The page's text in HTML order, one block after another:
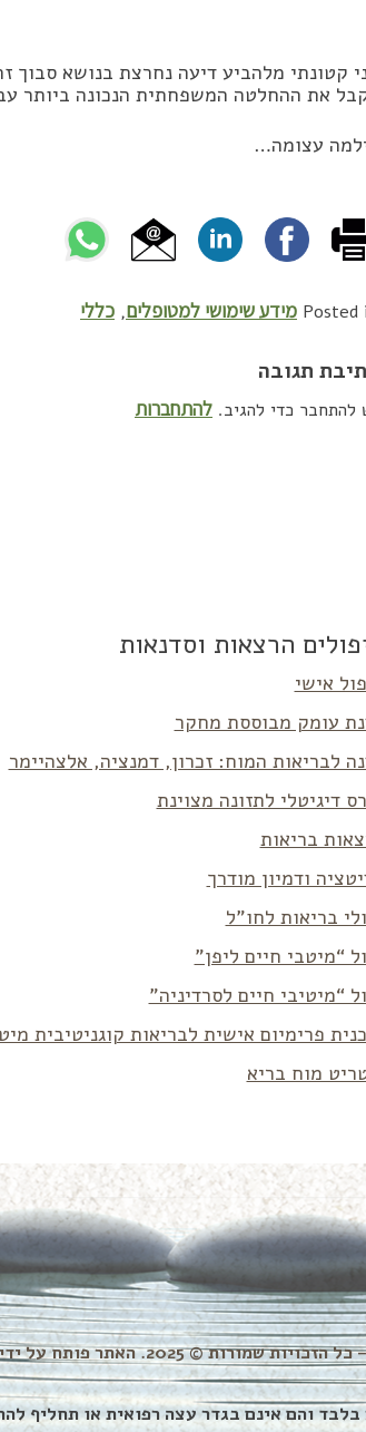
קטונתי מלהביע דיעה נחרצת בנושא
את ההחלטה המשפחתית הנכונה ביותר
עצומה…
Posted מידע שימושי למטופלים, כללי
תגובה
להתחבר כדי להגיב. להתחברות
הרצאות וסדנאות
אישי
עומק מבוססת מחקר
לבריאות המוח: זכרון, דמנציה, אלצהיימר
דיגיטלי לתזונה מצוינת
בריאות
ודמיון מודרך
בריאות לחו”ל
“מיטבי חיים ליפן”
“מיטיבי חיים לסרדיניה”
פרימיום אישית לבריאות קוגניטיבית
מוח בריא
שמורות © 2025. האתר פותח על ידי
והם אינם בגדר עצה רפואית או תחליף